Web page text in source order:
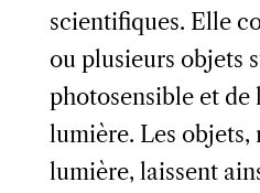
scientifiques. Elle
ou plusieurs objets
photosensible et de
lumière. Les objets,
lumière, laissent